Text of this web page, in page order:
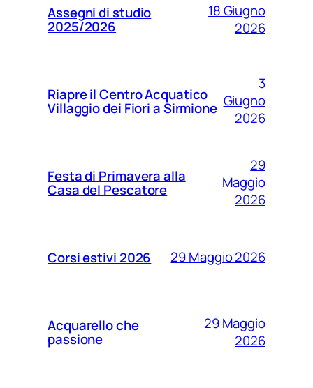
Assegni di studio
2025/2026
18 Giugno
2026
Riapre il Centro Acquatico
Villaggio dei Fiori a Sirmione
3
Giugno
2026
Festa di Primavera alla
Casa del Pescatore
29
Maggio
2026
Corsi estivi 2026 29 Maggio 2026
Acquarello che
passione
29 Maggio
2026